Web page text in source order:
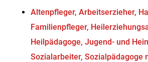
Altenpfleger, Arbeitserzieher,
Familienpfleger,
Heilpädagoge, Jugend- und
Sozialarbeiter, Sozialpädagoge